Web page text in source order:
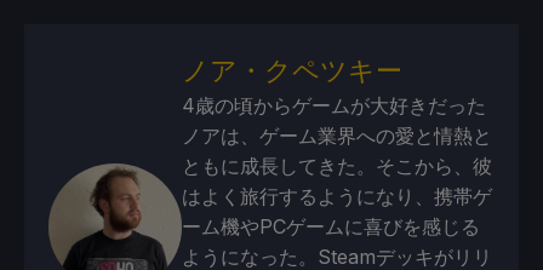
ノア・クペツキー
4歳の頃からゲームが大好きだった
ノアは、ゲーム業界への愛と情熱と
ともに成長してきた。そこから、彼
はよく旅行するようになり、携帯ゲ
ーム機やPCゲームに喜びを感じる
ようになった。Steamデッキがリリ